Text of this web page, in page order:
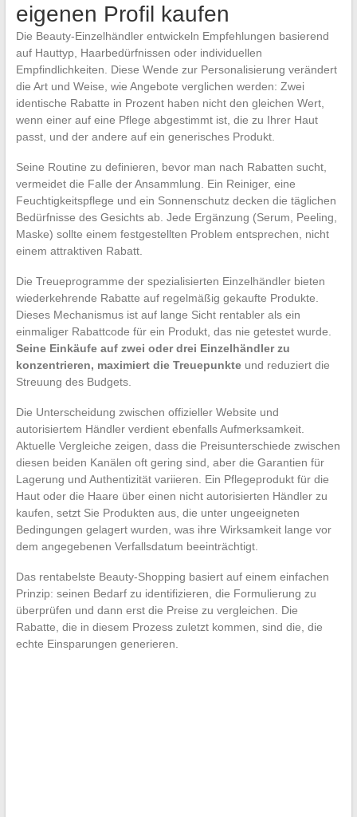
eigenen Profil kaufen
Die Beauty-Einzelhändler entwickeln Empfehlungen basierend
auf Hauttyp, Haarbedürfnissen oder individuellen
Empfindlichkeiten. Diese Wende zur Personalisierung verändert
die Art und Weise, wie Angebote verglichen werden: Zwei
identische Rabatte in Prozent haben nicht den gleichen Wert,
wenn einer auf eine Pflege abgestimmt ist, die zu Ihrer Haut
passt, und der andere auf ein generisches Produkt.
Seine Routine zu definieren, bevor man nach Rabatten sucht,
vermeidet die Falle der Ansammlung. Ein Reiniger, eine
Feuchtigkeitspflege und ein Sonnenschutz decken die täglichen
Bedürfnisse des Gesichts ab. Jede Ergänzung (Serum, Peeling,
Maske) sollte einem festgestellten Problem entsprechen, nicht
einem attraktiven Rabatt.
Die Treueprogramme der spezialisierten Einzelhändler bieten
wiederkehrende Rabatte auf regelmäßig gekaufte Produkte.
Dieses Mechanismus ist auf lange Sicht rentabler als ein
einmaliger Rabattcode für ein Produkt, das nie getestet wurde.
Seine Einkäufe auf zwei oder drei Einzelhändler zu
konzentrieren, maximiert die Treuepunkteund reduziert die
Streuung des Budgets.
Die Unterscheidung zwischen offizieller Website und
autorisiertem Händler verdient ebenfalls Aufmerksamkeit.
Aktuelle Vergleiche zeigen, dass die Preisunterschiede zwischen
diesen beiden Kanälen oft gering sind, aber die Garantien für
Lagerung und Authentizität variieren. Ein Pflegeprodukt für die
Haut oder die Haare über einen nicht autorisierten Händler zu
kaufen, setzt Sie Produkten aus, die unter ungeeigneten
Bedingungen gelagert wurden, was ihre Wirksamkeit lange vor
dem angegebenen Verfallsdatum beeinträchtigt.
Das rentabelste Beauty-Shopping basiert auf einem einfachen
Prinzip: seinen Bedarf zu identifizieren, die Formulierung zu
überprüfen und dann erst die Preise zu vergleichen. Die
Rabatte, die in diesem Prozess zuletzt kommen, sind die, die
echte Einsparungen generieren.